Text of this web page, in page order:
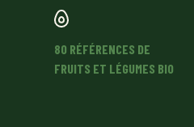
80 RÉFÉRENCES DE
FRUITS ET LÉGUMES BIO